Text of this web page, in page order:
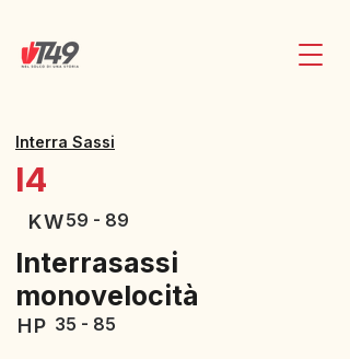
Interra Sassi
I4
KW59 - 89
Interrasassi
monovelocità
HP 35 - 85